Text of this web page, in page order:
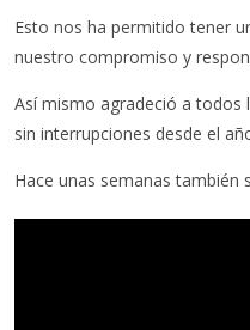
Esto nos ha permitido tener
nuestro compromiso y
Así mismo agradeció a todos
sin interrupciones desde el
Hace unas semanas también